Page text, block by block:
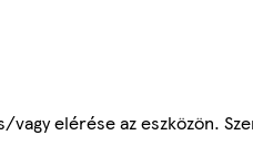
elérése az eszközön.